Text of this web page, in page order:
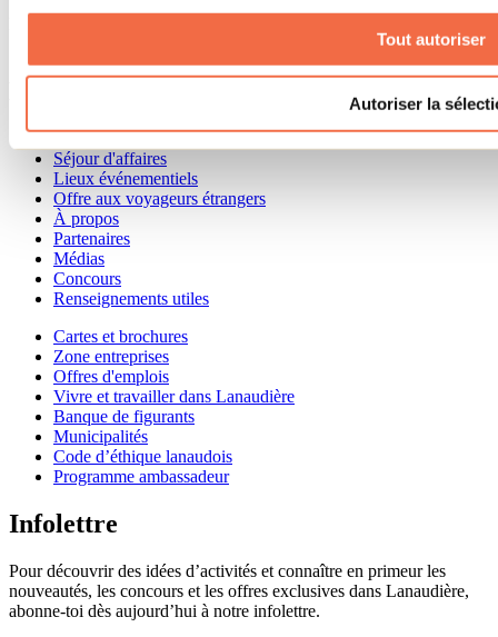
Tout autoriser
Autoriser la
Accueil de groupe
Séjour d'affaires
Lieux événementiels
Offre aux voyageurs étrangers
À propos
Partenaires
Médias
Concours
Renseignements utiles
Cartes et brochures
Zone entreprises
Offres d'emplois
Vivre et travailler dans Lanaudière
Banque de figurants
Municipalités
Code d’éthique lanaudois
Programme ambassadeur
Infolettre
Pour découvrir des idées d’activités et connaître en primeur les
nouveautés, les concours et les offres exclusives dans Lanaudière,
abonne-toi dès aujourd’hui à notre infolettre.